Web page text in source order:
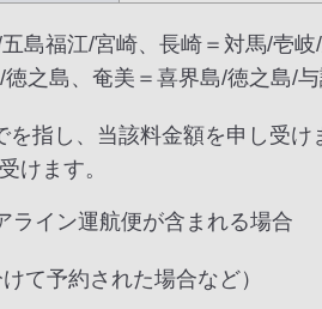
島福江/宮崎、長崎＝対馬/壱
之島、奄美＝喜界島/徳之島/
指し、当該料金額を申し受け
けます。
ライン運航便が含まれる場合
て予約された場合など）